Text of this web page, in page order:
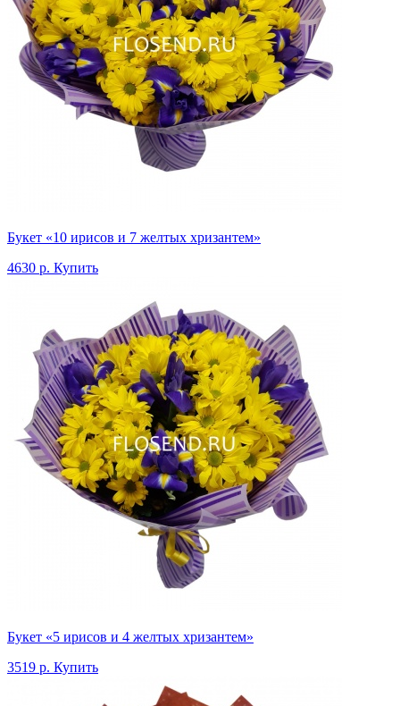
Букет «10 ирисов и 7 желтых хризантем»
4630 р. Купить
Букет «5 ирисов и 4 желтых хризантем»
3519 р. Купить